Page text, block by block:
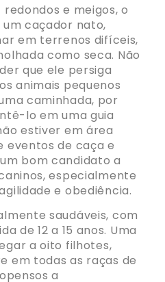
e meigos, o
caçador nato,
em terrenos difíceis,
como seca. Não
que ele persiga
animais pequenos
caminhada, por
lo em uma guia
estiver em área
eventos de caça e
bom candidato a
especialmente
e obediência.
saudáveis, com
de 12 a 15 anos. Uma
a oito filhotes,
em todas as raças de
a